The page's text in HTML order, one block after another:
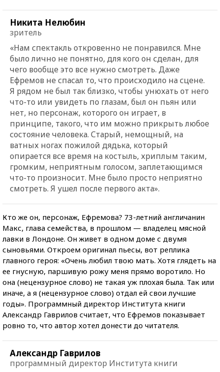
Никита Нелюбин
зритель
«Нам спектакль откровенно не понравился. Мне
было лично не понятно, для кого он сделан, для
чего вообще это все нужно смотреть. Даже
Ефремов не спасал то, что происходило на сцене.
Я рядом не был так близко, чтобы унюхать от него
что-то или увидеть по глазам, был он пьян или
нет, но персонаж, которого он играет, в
принципе, такого, что им можно прикрыть любое
состояние человека. Старый, немощный, на
ватных ногах пожилой дядька, который
опирается все время на костыль, хриплым таким,
громким, неприятным голосом, заплетающимся
что-то произносит. Мне было просто неприятно
смотреть. Я ушел после первого акта».
Кто же он, персонаж, Ефремова? 73-летний англичанин
Макс, глава семейства, в прошлом — владелец мясной
лавки в Лондоне. Он живет в одном доме с двумя
сыновьями. Откроем оригинал пьесы, вот реплика
главного героя: «Очень любил твою мать. Хотя глядеть на
ее гнусную, паршивую рожу меня прямо воротило. Но
она (нецензурное слово) не такая уж плохая была. Так или
иначе, а я (нецензурное слово) отдал ей свои лучшие
годы». Программный директор Института книги
Александр Гаврилов считает, что Ефремов показывает
ровно то, что автор хотел донести до читателя.
Александр Гаврилов
программный директор Института книги